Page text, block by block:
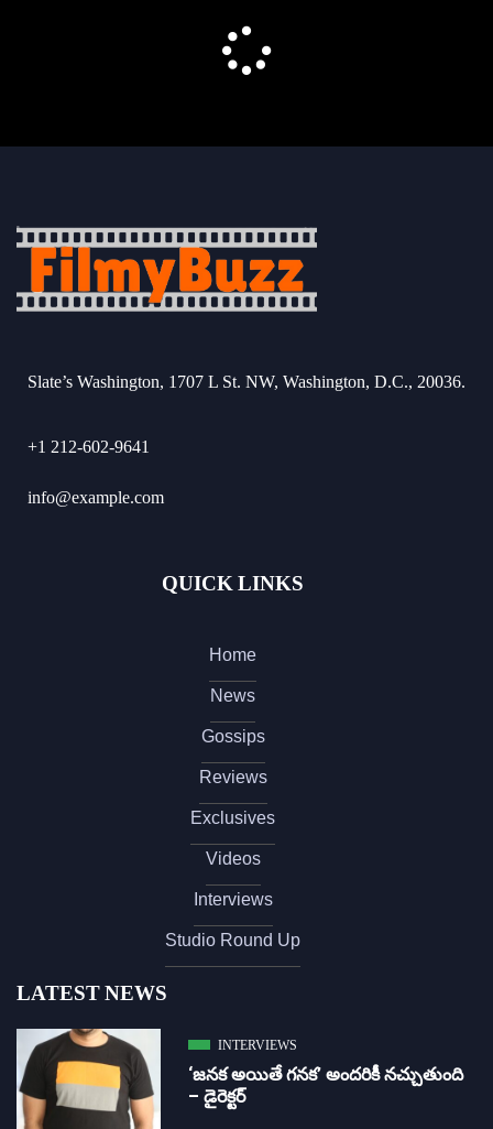
Slate’s Washington, 1707 L St. NW, Washington, D.C., 20036.
+1 212-602-9641
info@example.com
QUICK LINKS
Home
News
Gossips
Reviews
Exclusives
Videos
Interviews
Studio Round Up
LATEST NEWS
INTERVIEWS
‘జ‌న‌క అయితే గ‌న‌క‌’ అందరికీ నచ్చుతుంది
– డైరెక్ట‌ర్